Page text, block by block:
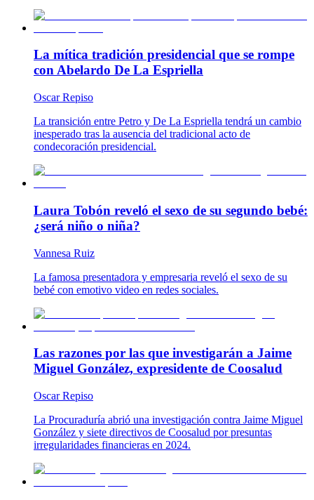
La mítica tradición presidencial que se rompe
con Abelardo De La Espriella
Oscar Repiso
La transición entre Petro y De La Espriella tendrá un cambio
inesperado tras la ausencia del tradicional acto de
condecoración presidencial.
Laura Tobón reveló el sexo de su segundo bebé:
¿será niño o niña?
Vannesa Ruiz
La famosa presentadora y empresaria reveló el sexo de su
bebé con emotivo video en redes sociales.
Las razones por las que investigarán a Jaime
Miguel González, expresidente de Coosalud
Oscar Repiso
La Procuraduría abrió una investigación contra Jaime Miguel
González y siete directivos de Coosalud por presuntas
irregularidades financieras en 2024.